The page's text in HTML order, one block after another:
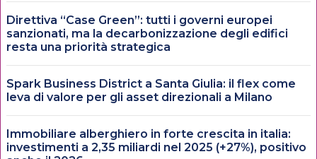
Direttiva “Case Green”: tutti i governi europei
sanzionati, ma la decarbonizzazione degli edifici
resta una priorità strategica
Spark Business District a Santa Giulia: il flex come
leva di valore per gli asset direzionali a Milano
Immobiliare alberghiero in forte crescita in italia:
investimenti a 2,35 miliardi nel 2025 (+27%), positivo